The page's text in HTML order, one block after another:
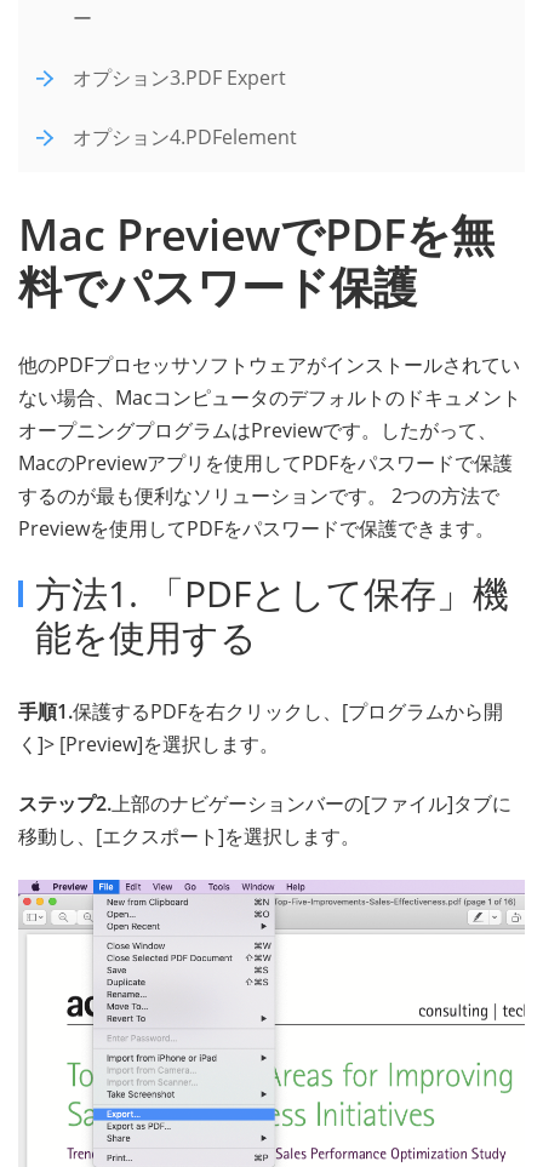
ー
オプション3.PDF Expert
オプション4.PDFelement
Mac PreviewでPDFを無
料でパスワード保護
他のPDFプロセッサソフトウェアがインストールされてい
ない場合、Macコンピュータのデフォルトのドキュメント
オープニングプログラムはPreviewです。したがって、
MacのPreviewアプリを使用してPDFをパスワードで保護
するのが最も便利なソリューションです。 2つの方法で
Previewを使用してPDFをパスワードで保護できます。
方法1. 「PDFとして保存」機
能を使用する
手順1.保護するPDFを右クリックし、[プログラムから開
く]> [Preview]を選択します。
ステップ2.上部のナビゲーションバーの[ファイル]タブに
移動し、[エクスポート]を選択します。